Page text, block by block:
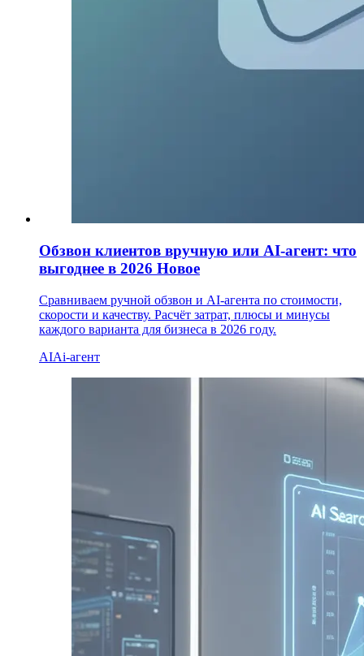
Обзвон клиентов вручную или AI-агент: что
выгоднее в 2026 Новое
Сравниваем ручной обзвон и AI-агента по стоимости,
скорости и качеству. Расчёт затрат, плюсы и минусы
каждого варианта для бизнеса в 2026 году.
AIAi-агент